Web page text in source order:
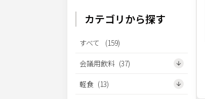
カテゴリから探す
すべて (159)
会議用飲料 (37)
軽食 (13)